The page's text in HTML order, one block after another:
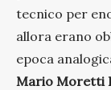
tecnico per
allora erano
epoca
Mario Moretti